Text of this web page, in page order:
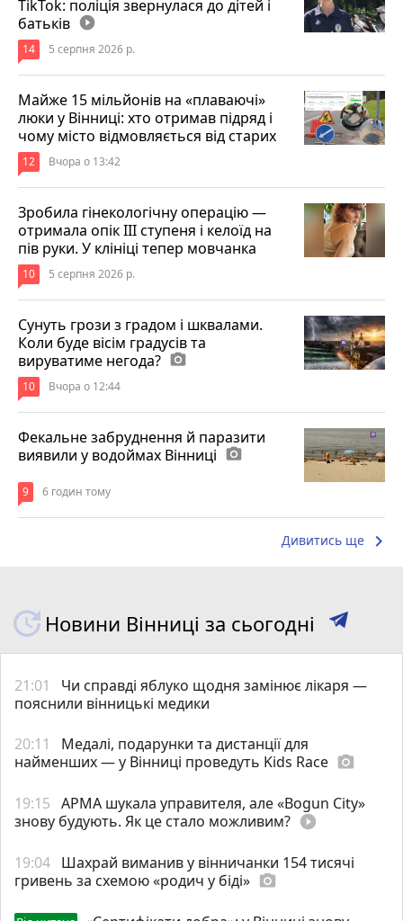
TikTok: поліція звернулася до дітей і
батьків play_circle_filled
14 5 серпня 2026 р.
Майже 15 мільйонів на «плаваючі»
люки у Вінниці: хто отримав підряд і
чому місто відмовляється від старих
12 Вчора о 13:42
Зробила гінекологічну операцію —
отримала опік ІІІ ступеня і келоїд на
пів руки. У клініці тепер мовчанка
10 5 серпня 2026 р.
Сунуть грози з градом і шквалами.
Коли буде вісім градусів та
вируватиме негода? photo_camera
10 Вчора о 12:44
Фекальне забруднення й паразити
виявили у водоймах Вінниці photo_camera
9 6 годин тому
Дивитись ще keyboard_arrow_right
Новини Вінниці за сьогодні
21:01
Чи справді яблуко щодня замінює лікаря —
пояснили вінницькі медики
20:11
Медалі, подарунки та дистанції для
найменших — у Вінниці проведуть Kids Race photo_camera
19:15 АРМА шукала управителя, але «Bogun City»
знову будують. Як це стало можливим? play_circle_filled
19:04 Шахрай виманив у вінничанки 154 тисячі
гривень за схемою «родич у біді» photo_camera